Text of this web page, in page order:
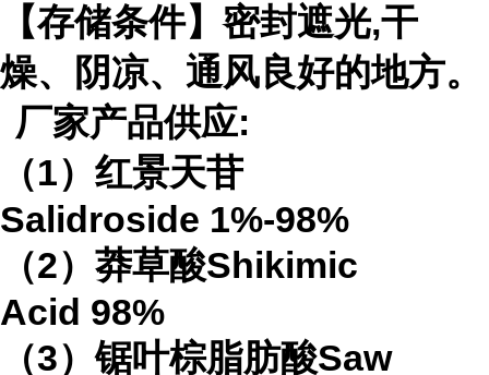
【存储条件】密封遮光,干
燥、阴凉、通风良好的地方。
厂家产品供应:
（1）红景天苷
Salidroside 1%-98%
（2）莽草酸Shikimic
Acid 98%
（3）锯叶棕脂肪酸Saw